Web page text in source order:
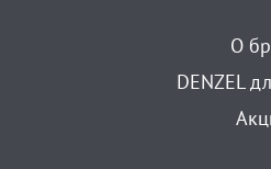
О
DENZEL